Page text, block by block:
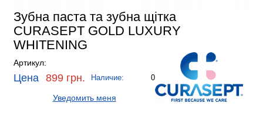
Зубна паста та зубна щітка
CURASEPT GOLD LUXURY
WHITENING
Артикул:
Цена 899 грн. Наличие: 0
Уведомить меня